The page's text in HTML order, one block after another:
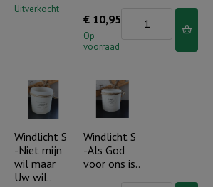
Uitverkocht
€ 10,95
Op
voorraad
Windlicht
heeft
plan
met
je
Windlicht S
-Niet mijn
wil maar
Uw wil..
Windlicht S
-Als God
voor ons is..